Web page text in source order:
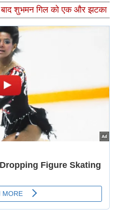
बाद शुभमन गिल को एक और झटका